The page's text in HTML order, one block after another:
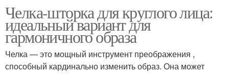
Челка-шторка для круглого лица:
идеальный вариант для
гармоничного образа
Челка — это мощный инструмент преображения ,
способный кардинально изменить образ. Она может